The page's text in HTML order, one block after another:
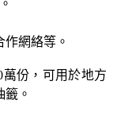
網絡等。
萬份，可用於地方
。